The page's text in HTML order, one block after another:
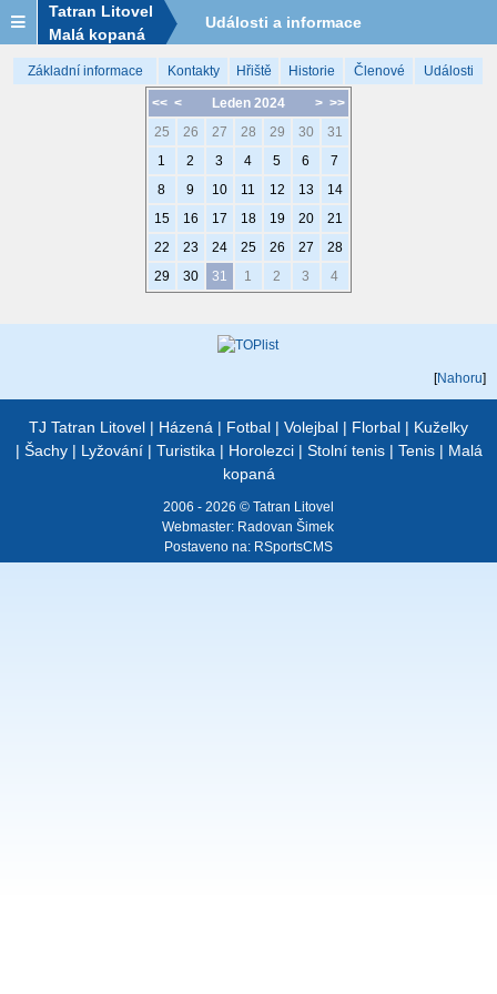
Tatran Litovel
Malá kopaná
Události a informace
Základní informace Kontakty Hřiště Historie Členové Události
<< < > >>
Leden 2024
25
26 27 28 29 30
31
1
2 3 4 5 6
7
8
9 10 11 12 13
14
15
16 17 18 19 20
21
22
23 24 25 26 27
28
29
30 31 1 2 3 4
[Nahoru]
TJ Tatran Litovel | Házená | Fotbal | Volejbal | Florbal | Kuželky
| Šachy| Lyžování| Turistika | Horolezci| Stolní tenis| Tenis| Malá
kopaná
2006 - 2026 © Tatran Litovel
Webmaster: Radovan Šimek
Postaveno na: RSportsCMS